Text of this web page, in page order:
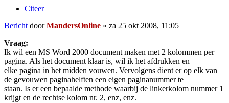
Citeer
Bericht doorMandersOnline » za 25 okt 2008, 11:05
Vraag:
Ik wil een MS Word 2000 document maken met 2 kolommen per
pagina. Als het document klaar is, wil ik het afdrukken en
elke pagina in het midden vouwen. Vervolgens dient er op elk van
de gevouwen paginahelften een eigen paginanummer te
staan. Is er een bepaalde methode waarbij de linkerkolom nummer 1
krijgt en de rechtse kolom nr. 2, enz, enz.